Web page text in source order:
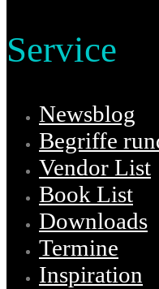
Service
Newsblog
Begriffe
Vendor List
Book List
Downloads
Termine
Inspiration